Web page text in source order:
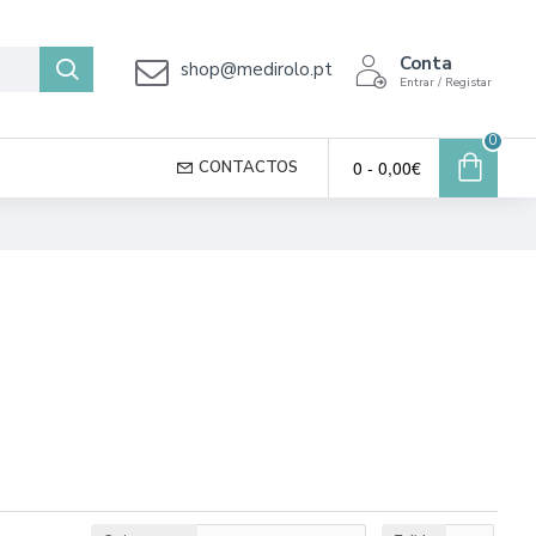
shop@medirolo.pt Conta
Entrar / Registar
CONTACTOS 0 - 0,00€
0